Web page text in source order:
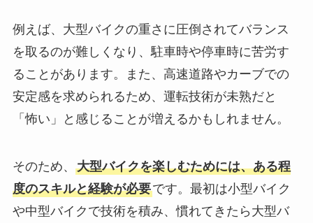
例えば、大型バイクの重さに圧倒されてバランス
を取るのが難しくなり、駐車時や停車時に苦労す
ることがあります。また、高速道路やカーブでの
安定感を求められるため、運転技術が未熟だと
「怖い」と感じることが増えるかもしれません。
そのため、 大型バイクを楽しむためには、ある程
度のスキルと経験が必要です。最初は小型バイク
や中型バイクで技術を積み、慣れてきたら大型バ